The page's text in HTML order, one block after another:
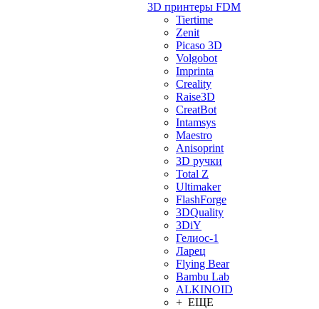
3D принтеры FDM
Tiertime
Zenit
Picaso 3D
Volgobot
Imprinta
Creality
Raise3D
CreatBot
Intamsys
Maestro
Anisoprint
3D ручки
Total Z
Ultimaker
FlashForge
3DQuality
3DiY
Гелиос-1
Ларец
Flying Bear
Bambu Lab
ALKINOID
+ ЕЩЕ